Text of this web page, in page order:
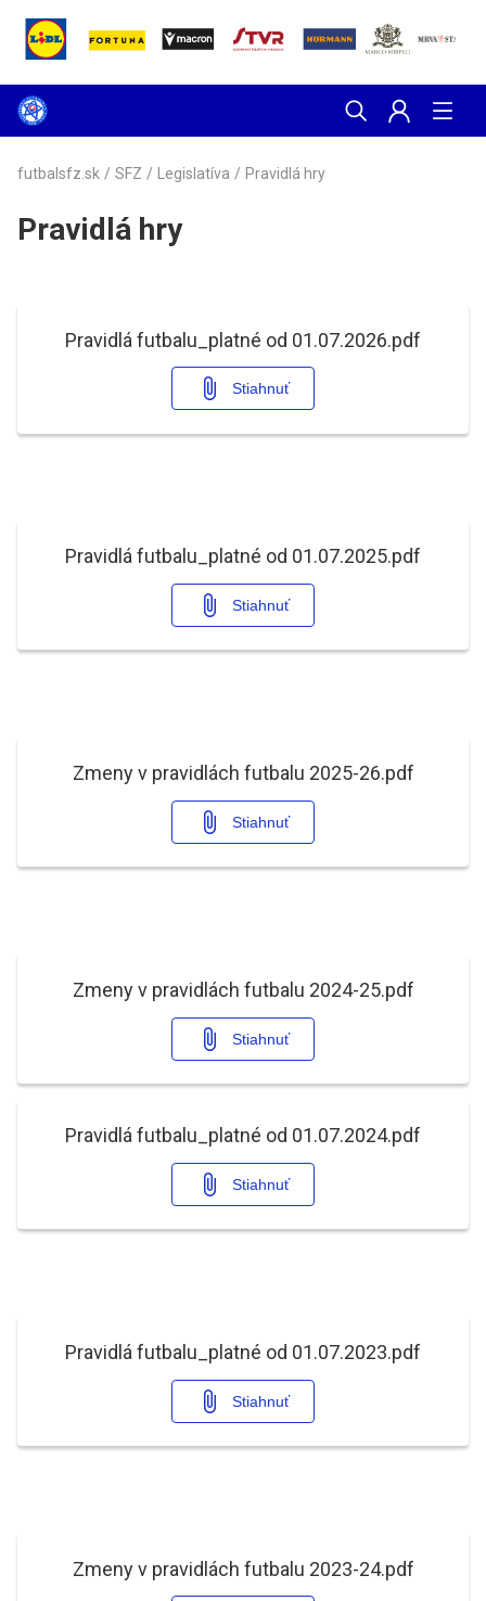
futbalsfz.sk / SFZ / Legislatíva / Pravidlá hry
Pravidlá hry
Pravidlá futbalu_platné od 01.07.2026.pdf
Stiahnuť
Pravidlá futbalu_platné od 01.07.2025.pdf
Stiahnuť
Zmeny v pravidlách futbalu 2025-26.pdf
Stiahnuť
Zmeny v pravidlách futbalu 2024-25.pdf
Stiahnuť
Pravidlá futbalu_platné od 01.07.2024.pdf
Stiahnuť
Pravidlá futbalu_platné od 01.07.2023.pdf
Stiahnuť
Zmeny v pravidlách futbalu 2023-24.pdf